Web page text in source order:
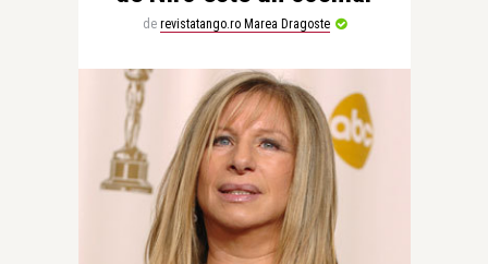
de revistatango.ro Marea Dragoste